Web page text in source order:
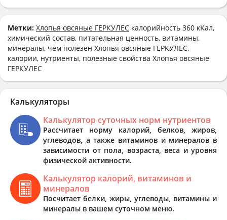
Метки: Хлопья овсяные ГЕРКУЛЕС калорийность 360 кКал,
химический состав, питательная ценность, витамины,
минералы, чем полезен Хлопья овсяные ГЕРКУЛЕС,
калории, нутриенты, полезные свойства Хлопья овсяные
ГЕРКУЛЕС
Калькуляторы
Калькулятор суточных норм нутриентов
Рассчитает норму калорий, белков, жиров,
углеводов, а также витаминов и минералов в
зависимости от пола, возраста, веса и уровня
физической активности.
Калькулятор калорий, витаминов и
минералов
Посчитает белки, жиры, углеводы, витамины и
минералы в вашем суточном меню.